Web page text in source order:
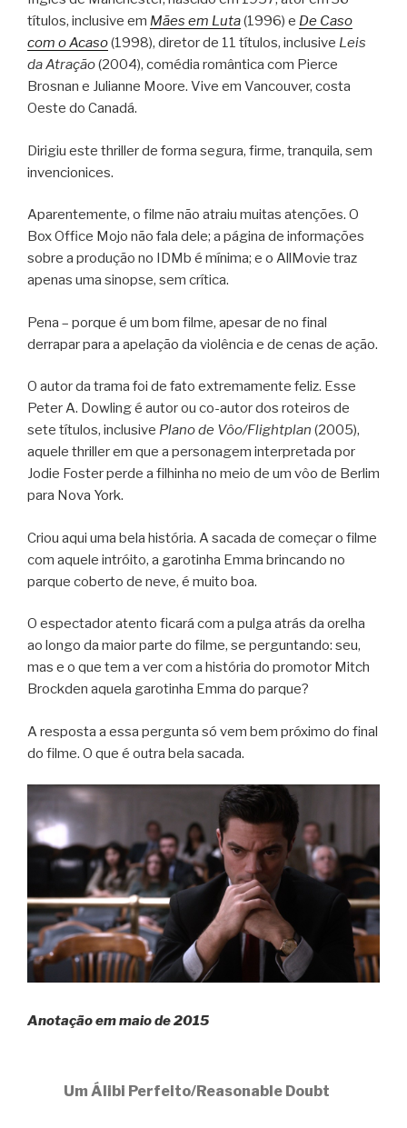
títulos, inclusive em Mães em Luta(1996) e De Caso
com o Acaso(1998), diretor de 11 títulos, inclusive Leis
da Atração(2004), comédia romântica com Pierce
Brosnan e Julianne Moore. Vive em Vancouver, costa
Oeste do Canadá.
Dirigiu este thriller de forma segura, firme, tranquila, sem
invencionices.
Aparentemente, o filme não atraiu muitas atenções. O
Box Office Mojo não fala dele; a página de informações
sobre a produção no IDMb é mínima; e o AllMovie traz
apenas uma sinopse, sem crítica.
Pena – porque é um bom filme, apesar de no final
derrapar para a apelação da violência e de cenas de ação.
O autor da trama foi de fato extremamente feliz. Esse
Peter A. Dowling é autor ou co-autor dos roteiros de
sete títulos, inclusive Plano de Vôo/Flightplan (2005),
aquele thriller em que a personagem interpretada por
Jodie Foster perde a filhinha no meio de um vôo de Berlim
para Nova York.
Criou aqui uma bela história. A sacada de começar o filme
com aquele intróito, a garotinha Emma brincando no
parque coberto de neve, é muito boa.
O espectador atento ficará com a pulga atrás da orelha
ao longo da maior parte do filme, se perguntando: seu,
mas e o que tem a ver com a história do promotor Mitch
Brockden aquela garotinha Emma do parque?
A resposta a essa pergunta só vem bem próximo do final
do filme. O que é outra bela sacada.
Anotação em maio de 2015
Um Álibi Perfeito/Reasonable Doubt